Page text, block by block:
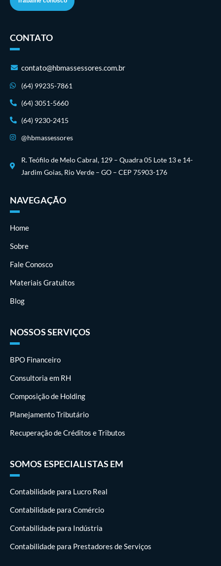
CONTATO
contato@hbmassessores.com.br
(64) 99235-7861
(64) 3051-5660
(64) 9230-2415
@hbmassessores
R. Teófilo de Melo Cabral, 129 – Quadra 05 Lote 13 e 14-
Jardim Goias, Rio Verde – GO – CEP 75903-176
NAVEGAÇÃO
Home
Sobre
Fale Conosco
Materiais Gratuitos
Blog
NOSSOS SERVIÇOS
BPO Financeiro
Consultoria em RH
Composição de Holding
Planejamento Tributário
Recuperação de Créditos e Tributos
SOMOS ESPECIALISTAS EM
Contabilidade para Lucro Real
Contabilidade para Comércio
Contabilidade para Indústria
Contabilidade para Prestadores de Serviços